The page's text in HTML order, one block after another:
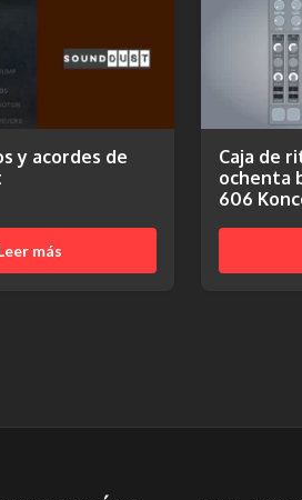
y acordes de
más
Caja de
ochenta
606